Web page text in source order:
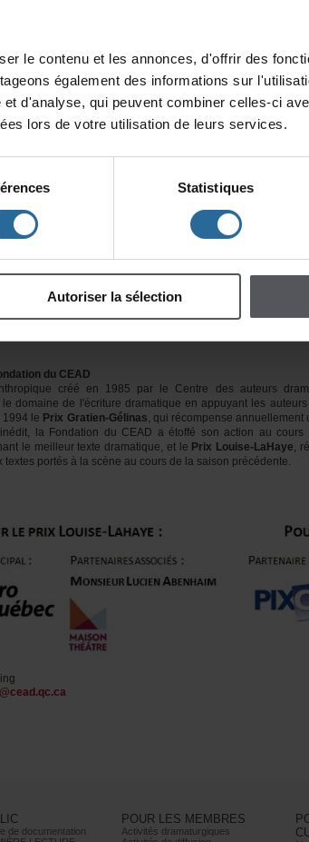
Statistiques
Autoriserlasélection
PrixGratien-Gélinas
PrixLouise-LaHaye
POURLESMEMBRES
Activitésdramaturgiques